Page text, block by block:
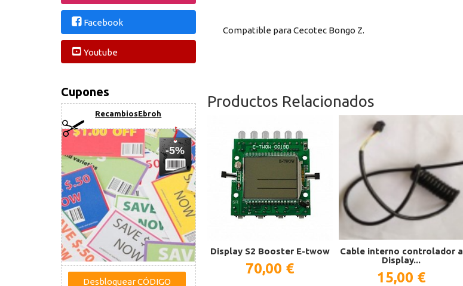
Facebook
Youtube
Cupones
RecambiosEbroh
-5%
Compatible para Cecotec Bongo Z.
Productos Relacionados
Display S2 Booster E-twow
70,00 €
Cable interno controlador a
Display...
15,00 €